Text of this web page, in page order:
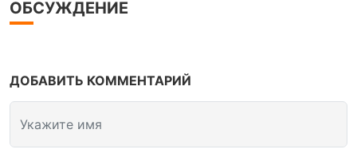
ОБСУЖДЕНИЕ
ДОБАВИТЬ КОММЕНТАРИЙ
Укажите имя